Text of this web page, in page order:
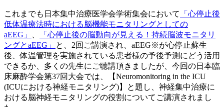
これまでも日本集中治療医学会学術集会において
「心停止後
低体温療法時における脳機能モニタリングとしての
aEEG」
「心停止後の脳動向が見える！持続脳波モニタリ
ングとaEEG」
と、2回ご講演され、aEEG※が心停止蘇生
後、体温管理を実施されている患者様の予後予測にどう活用
できるか、多くの先生にご聴講頂きましたが、今回の日本臨
床麻酔学会第37回大会では、【Neuromonitoring in the ICU
(ICUにおける神経モニタリング)】と題し、 神経集中治療に
おける脳神経モニタリングの役割 についてご講演されまし